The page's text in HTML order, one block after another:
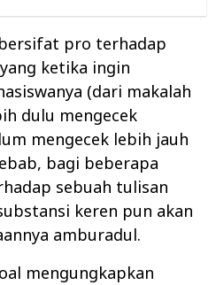
pro terhadap
ketika ingin
(dari makalah
dulu mengecek
mengecek lebih jauh
bagi beberapa
sebuah tulisan
keren pun akan
amburadul.
mengungkapkan